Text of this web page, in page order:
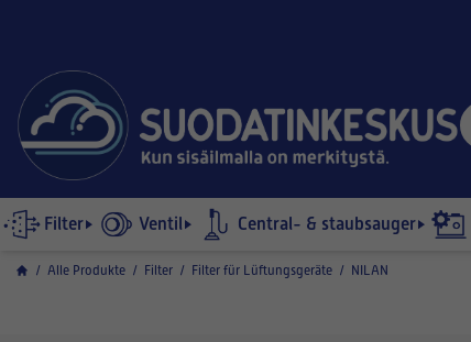
Filter Ventil Central- & staubsauger
/ Alle Produkte / Filter / Filter für Lüftungsgeräte / NILAN